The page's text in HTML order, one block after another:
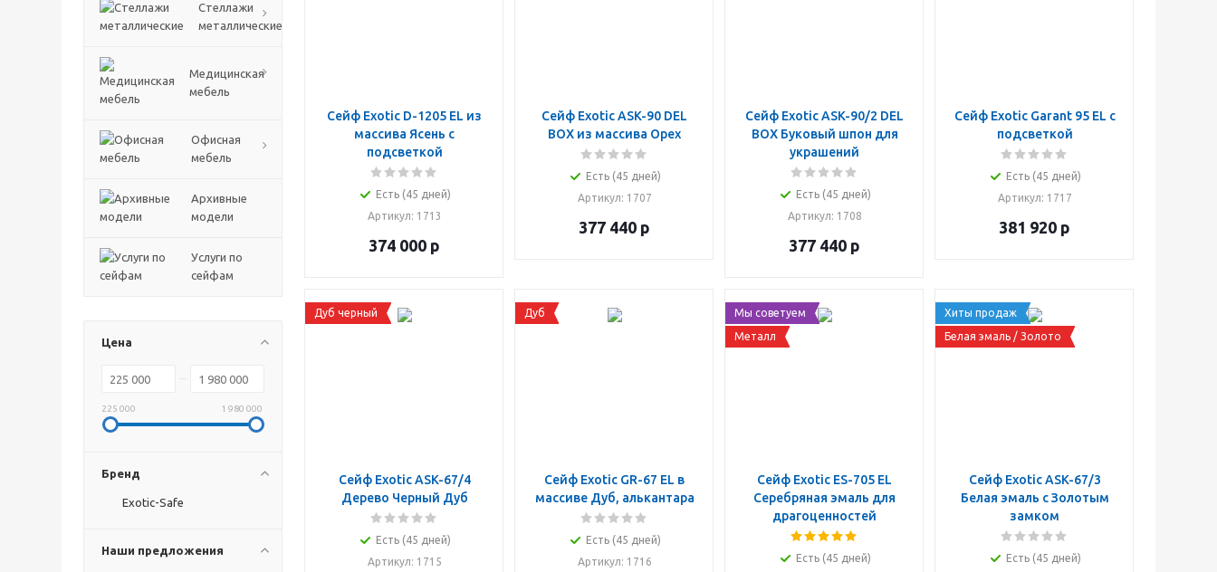
Стеллажи
металлические
Медицинская
мебель
Офисная
мебель
Архивные
модели
Услуги по
сейфам
Цена
225 000 1 980 000
Бренд
Exotic-Safe
Наши предложения
Сейф Exotic D-1205 EL из
массива Ясень с
подсветкой
Есть (45 дней)
Артикул: 1713
374 000 р
Сейф Exotic ASK-90 DEL
BOX из массива Орех
Есть (45 дней)
Артикул: 1707
377 440 р
Сейф Exotic ASK-90/2 DEL
BOX Буковый шпон для
украшений
Есть (45 дней)
Артикул: 1708
377 440 р
Сейф Exotic Garant 95 EL с
подсветкой
Есть (45 дней)
Артикул: 1717
381 920 р
Дуб черный
Сейф Exotic ASK-67/4
Дерево Черный Дуб
Есть (45 дней)
Артикул: 1715
Дуб
Сейф Exotic GR-67 EL в
массиве Дуб, алькантара
Есть (45 дней)
Артикул: 1716
Мы советуем
Металл
Сейф Exotic ES-705 EL
Серебряная эмаль для
драгоценностей
Есть (45 дней)
Хиты продаж
Белая эмаль / Золото
Сейф Exotic ASK-67/3
Белая эмаль с Золотым
замком
Есть (45 дней)